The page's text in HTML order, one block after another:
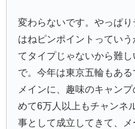
変わらないです。やっぱ
はねピンポイントってい
てタイプじゃないから難
で。今年は東京五輪もあ
メインに、趣味のキャン
めて6万人以上もチャンネ
事として成立してきて、